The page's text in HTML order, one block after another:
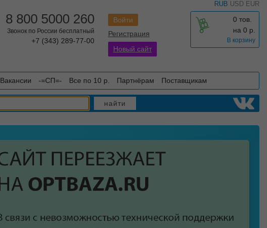
RUB USD EUR
0 тов.
на 0 р.
В корзину
Войти
Регистрация
Новый сайт
8 800 5000 260
Звонок по России бесплатный
+7 (343) 289-77-00
Вакансии -=СП=- Все по 10 р. Партнёрам Поставщикам
найти